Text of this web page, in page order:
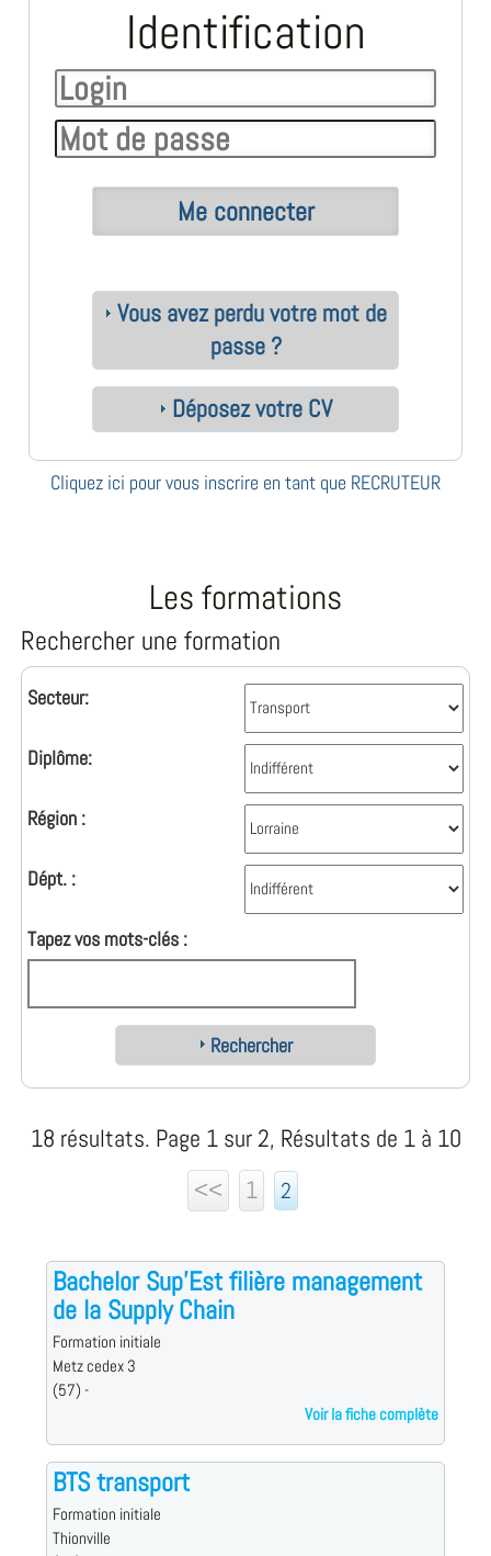
Identification
Vous avez perdu votre mot de
passe ?
Déposez votre CV
Cliquez ici pour vous inscrire en tant que RECRUTEUR
Les formations
Rechercher une formation
Secteur:
Diplôme:
Région :
Dépt. :
Tapez vos mots-clés :
Rechercher
18 résultats. Page 1 sur 2, Résultats de 1 à 10
<<
1 2
Bachelor Sup'Est filière management
de la Supply Chain
Formation initiale
Metz cedex 3
(57) -
Voir la fiche complète
BTS transport
Formation initiale
Thionville